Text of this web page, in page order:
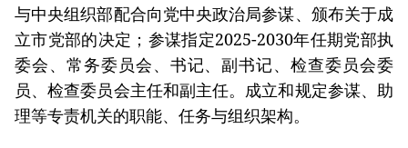
与中央组织部配合向党中央政治局参谋、颁布关于成
立市党部的决定；参谋指定2025-2030年任期党部执
委会、常务委员会、书记、副书记、检查委员会委
员、检查委员会主任和副主任。成立和规定参谋、助
理等专责机关的职能、任务与组织架构。